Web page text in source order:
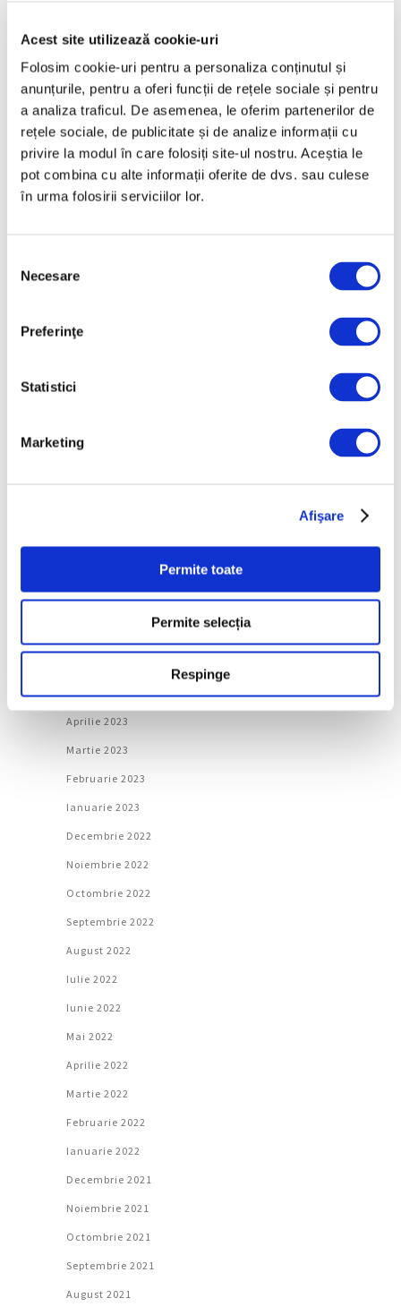
Acest site utilizează cookie-uri
Folosim cookie-uri pentru a personaliza conținutul și
anunțurile, pentru a oferi funcții de rețele sociale și pentru
a analiza traficul. De asemenea, le oferim partenerilor de
rețele sociale, de publicitate și de analize informații cu
privire la modul în care folosiți site-ul nostru. Aceștia le
pot combina cu alte informații oferite de dvs. sau culese
în urma folosirii serviciilor lor.
consimțământului
Necesare
Preferinţe
Statistici
Marketing
Afişare
Permite toate
Permite selecția
Respinge
Aprilie 2025
Martie 2025
Februarie 2025
Ianuarie 2025
Decembrie 2024
Noiembrie 2024
Octombrie 2024
Februarie 2024
Octombrie 2023
Mai 2023
Aprilie 2023
Martie 2023
Februarie 2023
Ianuarie 2023
Decembrie 2022
Noiembrie 2022
Octombrie 2022
Septembrie 2022
August 2022
Iulie 2022
Iunie 2022
Mai 2022
Aprilie 2022
Martie 2022
Februarie 2022
Ianuarie 2022
Decembrie 2021
Noiembrie 2021
Octombrie 2021
Septembrie 2021
August 2021